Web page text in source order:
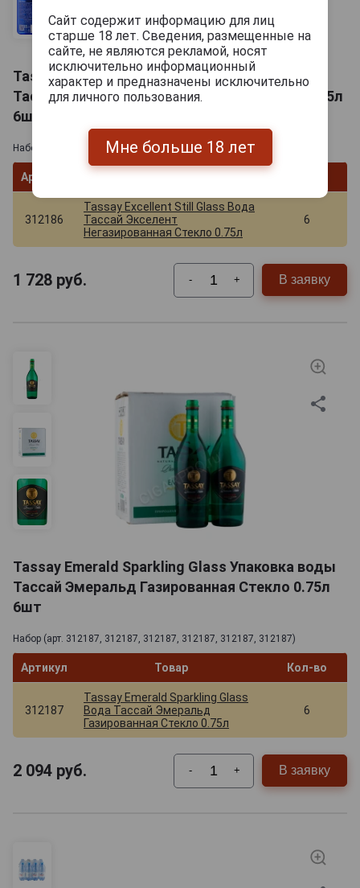
Tassay Excellent Still Glass Упаковка воды
Тассай Экселент Негазированная Стекло 0.75л
6шт
Набор (арт. 312186, 312186, 312186, 312186, 312186, 312186)
Артикул Товар
312186
Tassay Excellent Still Glass Вода
Тассай Экселент
Негазированная Стекло 0.75л
6
1 728 руб. - + В заявку
Tassay Emerald Sparkling Glass Упаковка воды
Тассай Эмеральд Газированная Стекло 0.75л
6шт
Набор (арт. 312187, 312187, 312187, 312187, 312187, 312187)
Артикул Товар Кол-во
312187
Tassay Emerald Sparkling Glass
Вода Тассай Эмеральд
Газированная Стекло 0.75л
6
2 094 руб. - + В заявку
Сайт содержит информацию для лиц
старше 18 лет. Сведения, размещенные на
сайте, не являются рекламой, носят
исключительно информационный
характер и предназначены исключительно
для личного пользования.
Мне больше 18 лет